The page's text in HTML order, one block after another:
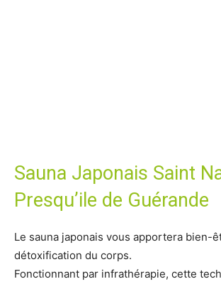
Sauna Japonais Saint
Presqu’ile de Guérande
Le sauna japonais vous apportera bien-
détoxification du corps.
Fonctionnant par infrathérapie, cette